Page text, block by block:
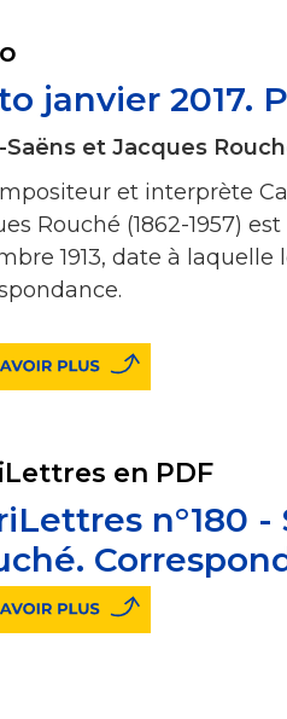
janvier 2017.
Saëns et Jacques
et interprète
Rouché (1862-1957)
1913, date à
en PDF
n°180